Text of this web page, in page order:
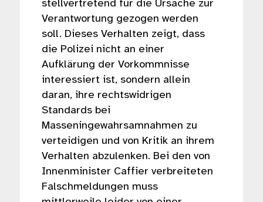
stellvertretend für die Ursache zur
Verantwortung gezogen werden
soll. Dieses Verhalten zeigt, dass
die Polizei nicht an einer
Aufklärung der Vorkommnisse
interessiert ist, sondern allein
daran, ihre rechtswidrigen
Standards bei
Masseningewahrsamnahmen zu
verteidigen und von Kritik an ihrem
Verhalten abzulenken. Bei den von
Innenminister Caffier verbreiteten
Falschmeldungen muss